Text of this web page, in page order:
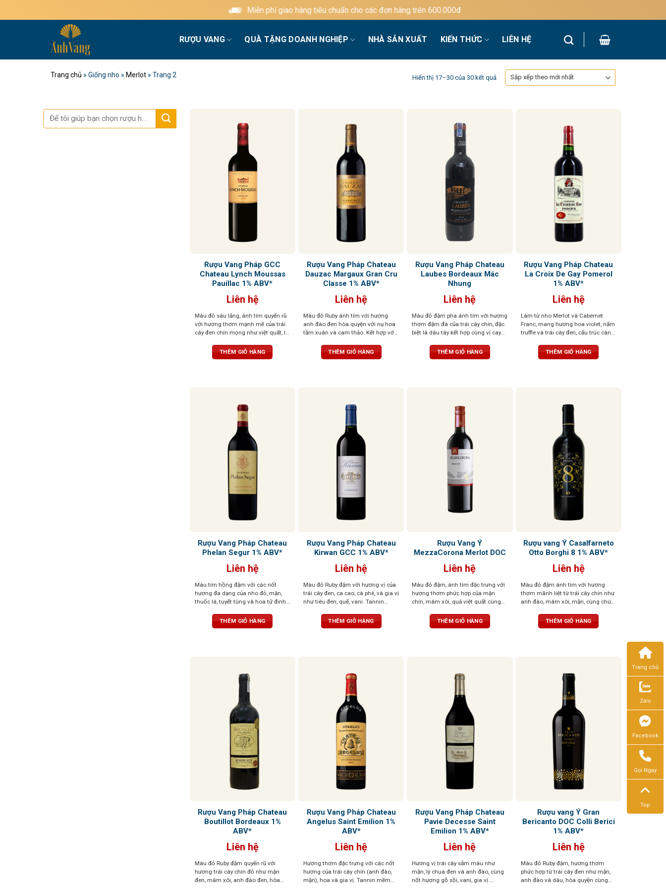
qua
Miễn phí giao hàng tiêu chuẩn cho các đơn hàng trên 600.000đ
RƯỢU VANG QUÀ TẶNG DOANH NGHIỆP NHÀ SẢN XUẤT KIẾN THỨC LIÊN HỆ
Trang chủ » Giống nho » Merlot » Trang 2 Hiển thị 17–30 của 30 kết quảĐã
sắp
Tìm
kiếm:
Rượu Vang Pháp GCC
Chateau Lynch Moussas
Pauillac 1% ABV*
Liên hệ
Màu đỏ sâu lắng, ánh tím quyến rũ
với hương thơm mạnh mẽ của trái
cây đen chín mọng như việt quất, lý
cam thảo và gỗ sồi. Rượu có cấu
trúc mạnh mẽ nhưng cân bằng, hậu
THÊM GIỎ HÀNG
Rượu Vang Pháp Chateau
Dauzac Margaux Gran Cru
Classe 1% ABV*
Liên hệ
Màu đỏ Ruby ánh tím với hương
anh đào đen hòa quyện với nụ hoa
tầm xuân và cam thảo. Kết hợp với
và cay đặc trưng, dư vị kéo dài với
mùi thuốc lá và đất ẩm
THÊM GIỎ HÀNG
Rượu Vang Pháp Chateau
Laubes Bordeaux Mác
Nhung
Liên hệ
Màu đỏ đậm pha ánh tím với hương
thơm đậm đà của trái cây chín, đặc
biệt là dâu tây kết hợp cùng vị cay
Tannin cân bằng, tinh tế, tròn trịa,
hậu vị kéo dài, đậm đà
THÊM GIỎ HÀNG
Rượu Vang Pháp Chateau
La Croix De Gay Pomerol
1% ABV*
Liên hệ
Làm từ nho Merlot và Cabernet
Franc, mang hương hoa violet, nấm
truffle và trái cây đen, cấu trúc cân
THÊM GIỎ HÀNG
Rượu Vang Pháp Chateau
Phelan Segur 1% ABV*
Liên hệ
Màu tím hồng đậm với các nốt
hương đa dạng của nho đỏ, mận,
thuốc lá, tuyết tùng và hoa tử đinh
THÊM GIỎ HÀNG
Rượu Vang Pháp Chateau
Kirwan GCC 1% ABV*
Liên hệ
Màu đỏ Ruby đậm với hương vị của
trái cây đen, ca cao, cà phê, và gia vị
như tiêu đen, quế, vani. Tannin
kéo dài và phức hợp
THÊM GIỎ HÀNG
Rượu Vang Ý
MezzaCorona Merlot DOC
Liên hệ
Màu đỏ đậm, ánh tím đặc trưng với
hương thơm phức hợp của mận
chín, mâm xôi, quả việt quất cùng
Hương vị đậm đà với độ cồn vừa
phải, tannin mịn màng
THÊM GIỎ HÀNG
Rượu vang Ý Casalfarneto
Otto Borghi 8 1% ABV*
Liên hệ
Màu đỏ đậm ánh tím với hương
thơm mãnh liệt từ trái cây chín như
anh đào, mâm xôi, mận, cùng chút
cân bằng, tannin mềm, dư vị dễ chịu
THÊM GIỎ HÀNG
Rượu Vang Pháp Chateau
Boutillot Bordeaux 1%
ABV*
Liên hệ
Màu đỏ Ruby đậm quyến rũ với
hương trái cây chín đỏ như mận
đen, mâm xôi, anh đào đen, hòa
Rượu Vang Pháp Chateau
Angelus Saint Emilion 1%
ABV*
Liên hệ
Hương thơm đặc trưng với các nốt
hương của trái cây chín (anh đào,
mận), hoa và gia vị. Tannin mềm
Rượu Vang Pháp Chateau
Pavie Decesse Saint
Emilion 1% ABV*
Liên hệ
Hương vị trái cây sẫm màu như
mận, lý chua đen và anh đào, cùng
nốt hương gỗ sồi, vani, gia vị.
Rượu vang Ý Gran
Bericanto DOC Colli Berici
1% ABV*
Liên hệ
Màu đỏ Ruby đậm, hương thơm
phức hợp từ trái cây đen như mận,
anh đào và dâu, hòa quyện cùng
Trang chủ
Zalo
Facebook
Gọi Ngay
Top